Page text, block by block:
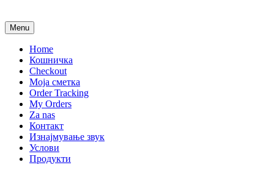
Menu
Home
Кошничка
Checkout
Моја сметка
Order Tracking
My Orders
Za nas
Контакт
Изнајмување звук
Услови
Продукти